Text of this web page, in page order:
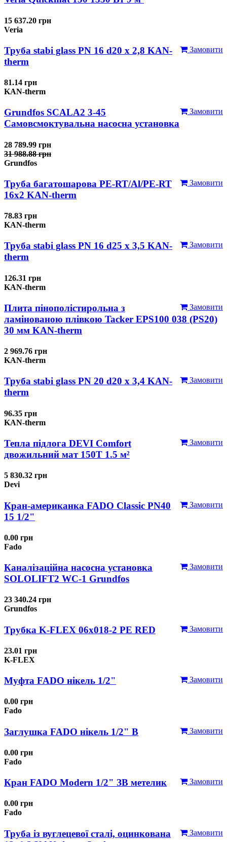
15 637.20 грн
Veria
Замовити
Труба stabi glass PN 16 d20 х 2,8 KAN-
therm
81.14 грн
KAN-therm
Замовити
Grundfos SCALA2 3-45
Самовсмоктувальна насосна установка
28 789.99 грн
31 988.88 грн
Grundfos
Замовити
Труба багатошарова PE-RT/Al/PE-RT
16x2 KAN-therm
78.83 грн
KAN-therm
Замовити
Труба stabi glass PN 16 d25 х 3,5 KAN-
therm
126.31 грн
KAN-therm
Замовити
Плита пінополістирольна з
ламінованою плівкою Tacker EPS100 038 (PS20)
30 мм KAN-therm
2 969.76 грн
KAN-therm
Замовити
Труба stabi glass PN 20 d20 х 3,4 KAN-
therm
96.35 грн
KAN-therm
Замовити
Тепла підлога DEVI Comfort
двожильний мат 150T 1.5 м²
5 830.32 грн
Devi
Замовити
Кран-американка FADO Classic PN40
15 1/2"
0.00 грн
Fado
Замовити
Каналізаційна насосна установка
SOLOLIFT2 WC-1 Grundfos
23 340.24 грн
Grundfos
Замовити
Трубка K-FLEX 06x018-2 РЕ RED
23.01 грн
K-FLEX
Замовити
Муфта FADO нікель 1/2"
0.00 грн
Fado
Замовити
Заглушка FADO нікель 1/2" В
0.00 грн
Fado
Замовити
Кран FADO Modern 1/2" ЗВ метелик
0.00 грн
Fado
Замовити
Труба із вуглецевої сталі, оцинкована